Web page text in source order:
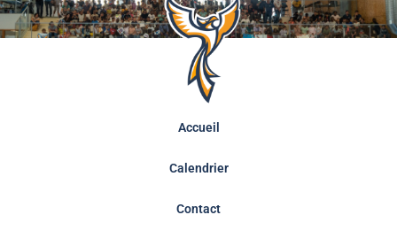
Accueil
Calendrier
Contact